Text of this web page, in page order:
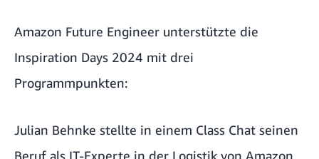
Amazon Future Engineer unterstützte die
Inspiration Days 2024 mit drei
Programmpunkten:
Julian Behnke stellte in einem Class Chat seinen
Beruf als IT-Experte in der Logistik von Amazon